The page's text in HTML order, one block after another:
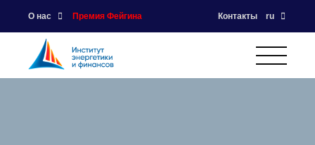
О нас Премия Фейгина Контакты ru